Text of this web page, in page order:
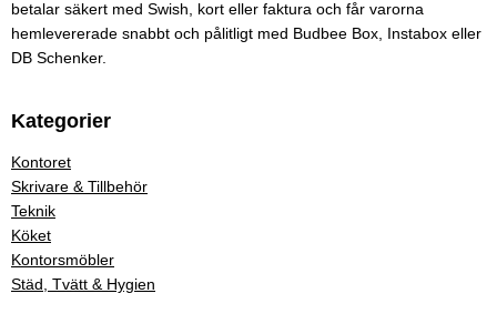
betalar säkert med Swish, kort eller faktura och får varorna
hemlevererade snabbt och pålitligt med Budbee Box, Instabox eller
DB Schenker.
Kategorier
Kontoret
Skrivare & Tillbehör
Teknik
Köket
Kontorsmöbler
Städ, Tvätt & Hygien